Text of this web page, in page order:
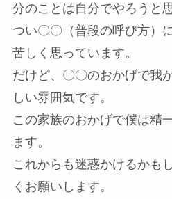
分のことは自分でやろうと
つい〇〇（普段の呼び方）
苦しく思っています。
だけど、〇〇のおかげで我
しい雰囲気です。
この家族のおかげで僕は精
ます。
これからも迷惑かけるかも
くお願いします。